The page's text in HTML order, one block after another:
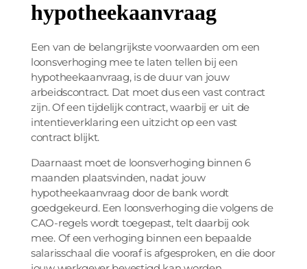
hypotheekaanvraag
Een van de belangrijkste voorwaarden om een
loonsverhoging mee te laten tellen bij een
hypotheekaanvraag, is de duur van jouw
arbeidscontract. Dat moet dus een vast contract
zijn. Of een tijdelijk contract, waarbij er uit de
intentieverklaring een uitzicht op een vast
contract blijkt.
Daarnaast moet de loonsverhoging binnen 6
maanden plaatsvinden, nadat jouw
hypotheekaanvraag door de bank wordt
goedgekeurd. Een loonsverhoging die volgens de
CAO-regels wordt toegepast, telt daarbij ook
mee. Of een verhoging binnen een bepaalde
salarisschaal die vooraf is afgesproken, en die door